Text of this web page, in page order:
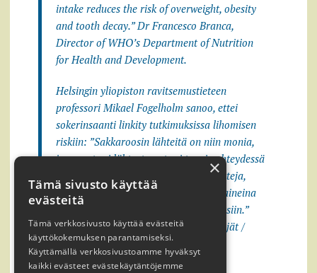
intake reduces the risk of overweight, obesity
and tooth decay.” Dr Francesco Branca,
Director of WHO’s Department of Nutrition
for Health and Development.
Helsingin yliopiston ravitsemustieteen
professori Mikael Fogelholm sanoo, ettei
sokerinsaanti linkity tutkimuksissa lihomisen
riskiin: ”Sakkaroosin lähteitä on niin monia,
ja monet eri lähteet ovat eri tavoin yhteydessä
lihavuuteen. Sama koskee hiilihydraatteja,
rasvaa ja proteiinia. Näillä ei ravintoaineina
näytä olevan yhteyksiä painonmuutoksiin.”
Mikael Fogelholm / Iltalehti / Keventäjät /
MTV3 2015
×
Tämä sivusto käyttää
evästeitä
Tämä verkkosivusto käyttää evästeitä
käyttökokemuksen parantamiseksi.
Käyttämällä verkkosivustoamme hyväksyt
kaikki evästeet evästekäytäntöjemme